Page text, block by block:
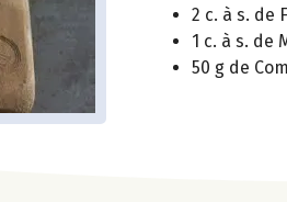
2 c. à s. de
1 c. à s. de
50 g de